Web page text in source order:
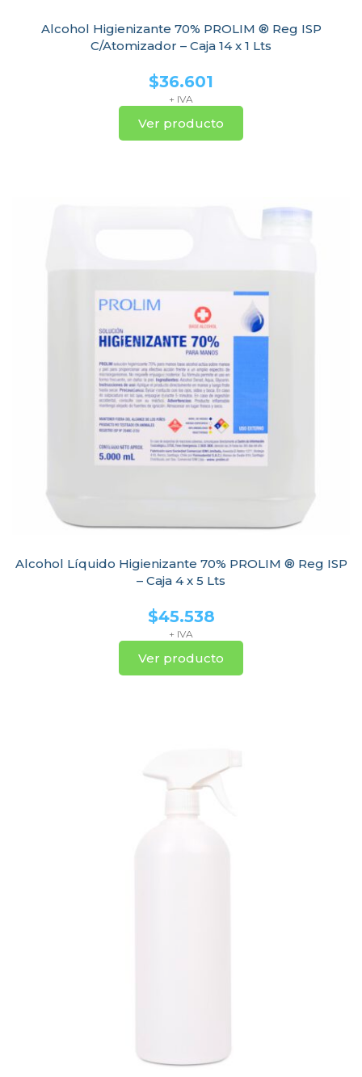
Alcohol Higienizante 70% PROLIM ® Reg ISP
C/Atomizador – Caja 14 x 1 Lts
$36.601
+ IVA
Ver producto
Alcohol Líquido Higienizante 70% PROLIM ® Reg ISP
– Caja 4 x 5 Lts
$45.538
+ IVA
Ver producto